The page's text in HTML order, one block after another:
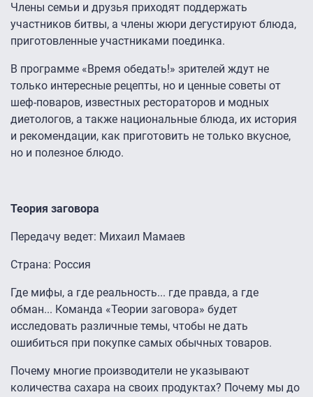
Члены семьи и друзья приходят поддержать
участников битвы, а члены жюри дегустируют блюда,
приготовленные участниками поединка.
В программе «Время обедать!» зрителей ждут не
только интересные рецепты, но и ценные советы от
шеф-поваров, известных рестораторов и модных
диетологов, а также национальные блюда, их история
и рекомендации, как приготовить не только вкусное,
но и полезное блюдо.
Теория заговора
Передачу ведет: Михаил Мамаев
Страна: Россия
Где мифы, а где реальность... где правда, а где
обман... Команда «Теории заговора» будет
исследовать различные темы, чтобы не дать
ошибиться при покупке самых обычных товаров.
Почему многие производители не указывают
количества сахара на своих продуктах? Почему мы до